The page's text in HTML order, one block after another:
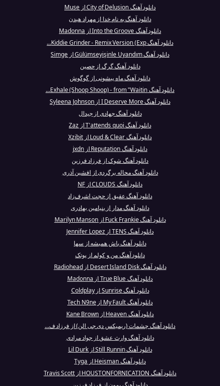
دانلود آهنگ City of Delusion از Muse
دانلود آهنگ به نام خدا از مهراد هیدن
دانلود آهنگ Into the Groove از Madonna
دانلود آهنگ Kiddie Grinder - Remix Version (Exp...
دانلود آهنگ Gülümseyişinle Uyandım از Simge
دانلود آهنگ گرگ از حصین
دانلود آهنگ ماه پیشونی از گوگوش
دانلود آهنگ Exhale (Shoop Shoop) - from "Waitin...
دانلود آهنگ I Deserve More از Syleena Johnson
دانلود آهنگ جهادی از جیدال
دانلود آهنگ T'attends quoi از Zaz
دانلود آهنگ Loud & Clear از Xzibit
دانلود آهنگ Reputation از jxdn
دانلود آهنگ شوک از فرزاد فرزین
دانلود آهنگ محاله برگردی از افشین آذری
دانلود آهنگ CLOUDS از NF
دانلود آهنگ عقیق از حجت اشرف‌زاد
دانلود آهنگ مدار از بنیامین بهادری
دانلود آهنگ Fuck Frankie از Marilyn Manson
دانلود آهنگ TENS از Jennifer Lopez
دانلود آهنگ باش همیشه از سها
دانلود آهنگ من و کولم از پوتک
دانلود آهنگ Desert Island Disk از Radiohead
دانلود آهنگ True Blue از Madonna
دانلود آهنگ Sunrise از Coldplay
دانلود آهنگ My Fault از Tech N9ne
دانلود آهنگ Heaven از Kane Brown
دانلود آهنگ چشمات (ریمیکس دی جی الن) از فرزاد ف...
دانلود آهنگ وارث عشق از جواد مرادی
دانلود آهنگ Still Runnin از Lil Durk
دانلود آهنگ Heisman از Tyga
دانلود آهنگ HOUSTONFORNICATION از Travis Scott